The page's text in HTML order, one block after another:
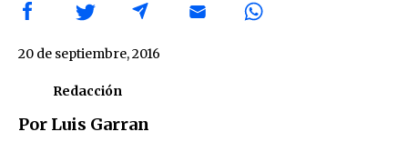
Redacción
20 de septiembre, 2016
Por Luis Garran